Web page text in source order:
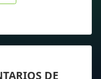
DE